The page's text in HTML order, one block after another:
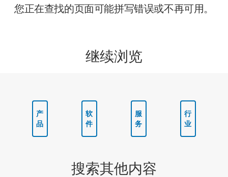
您正在查找的页面可能拼写错误或不再可用。
继续浏览
产
品
软
件
服
务
行
业
搜索其他内容